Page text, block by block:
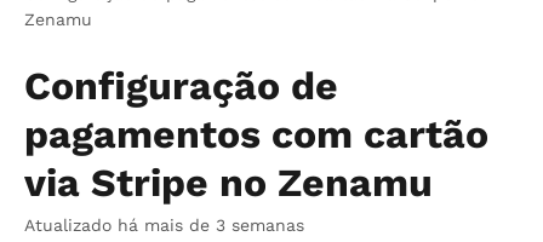
Zenamu
Configuração de
pagamentos com cartão
via Stripe no Zenamu
Atualizado há mais de 3 semanas